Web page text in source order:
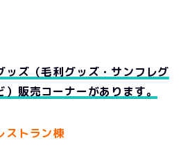
ッズ（毛利グッズ・サンフレグ
販売コーナーがあります。
ストラン棟